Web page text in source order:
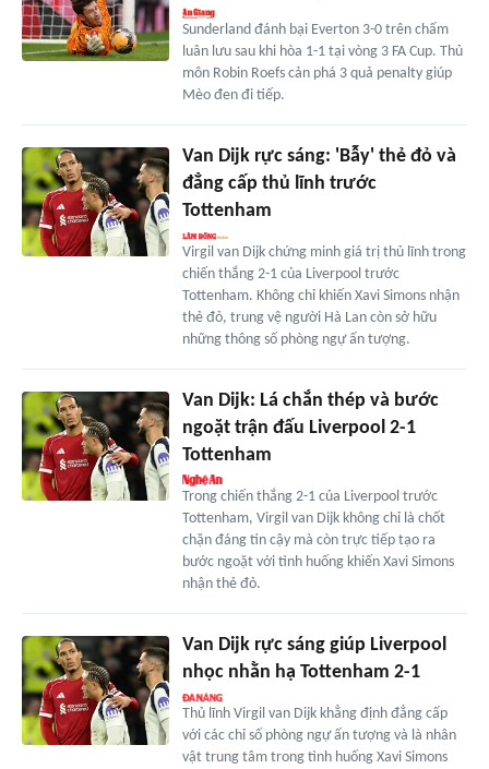
Sunderland đánh bại Everton 3-0 trên chấm
luân lưu sau khi hòa 1-1 tại vòng 3 FA Cup. Thủ
môn Robin Roefs cản phá 3 quả penalty giúp
Mèo đen đi tiếp.
Van Dijk rực sáng: 'Bẫy' thẻ đỏ và
đẳng cấp thủ lĩnh trước
Tottenham
Virgil van Dijk chứng minh giá trị thủ lĩnh trong
chiến thắng 2-1 của Liverpool trước
Tottenham. Không chỉ khiến Xavi Simons nhận
thẻ đỏ, trung vệ người Hà Lan còn sở hữu
những thông số phòng ngự ấn tượng.
Van Dijk: Lá chắn thép và bước
ngoặt trận đấu Liverpool 2-1
Tottenham
Trong chiến thắng 2-1 của Liverpool trước
Tottenham, Virgil van Dijk không chỉ là chốt
chặn đáng tin cậy mà còn trực tiếp tạo ra
bước ngoặt với tình huống khiến Xavi Simons
nhận thẻ đỏ.
Van Dijk rực sáng giúp Liverpool
nhọc nhằn hạ Tottenham 2-1
Thủ lĩnh Virgil van Dijk khẳng định đẳng cấp
với các chỉ số phòng ngự ấn tượng và là nhân
vật trung tâm trong tình huống Xavi Simons